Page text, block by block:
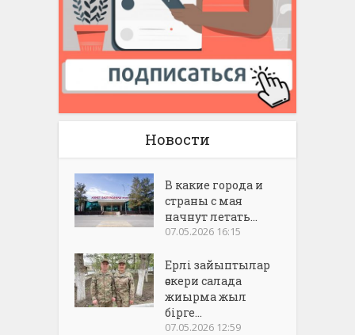
Новости
В какие города и
страны с мая
начнут летать...
07.05.2026 16:15
Ерлі зайыптылар
әскери салада
жиырма жыл
бірге...
07.05.2026 12:59